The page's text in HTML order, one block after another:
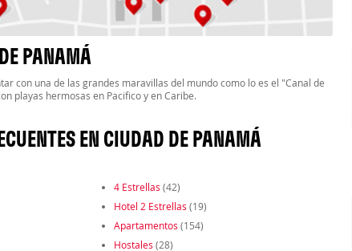
PANAMÁ
con una de las grandes maravillas del mundo como lo es el "Canal de
playas hermosas en Pacifico y en Caribe.
EN CIUDAD DE PANAMÁ
4 Estrellas (42)
Hotel 2 Estrellas (19)
Apartamentos (154)
Hostales (28)